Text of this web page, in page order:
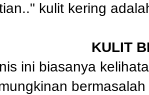
kulit kering
KULIT
ini biasanya